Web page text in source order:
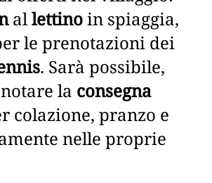
allettinoin spiaggia,
le prenotazioni dei
. Sarà possibile,
la consegna
colazione, pranzo e
nelle proprie